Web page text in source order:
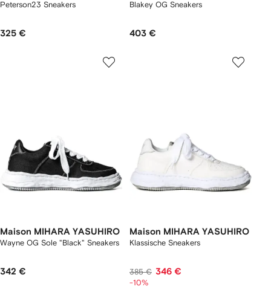
Peterson23 Sneakers
325 €
Blakey OG Sneakers
403 €
Maison MIHARA YASUHIRO
Wayne OG Sole "Black" Sneakers
342 €
Maison MIHARA YASUHIRO
Klassische Sneakers
385 € 346 €
-10%